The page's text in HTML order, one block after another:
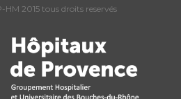
2015 tous droits reservés